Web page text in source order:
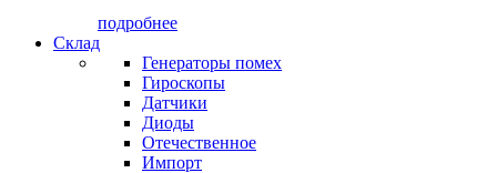
подробнее
Склад
Генераторы помех
Гироскопы
Датчики
Диоды
Отечественное
Импорт